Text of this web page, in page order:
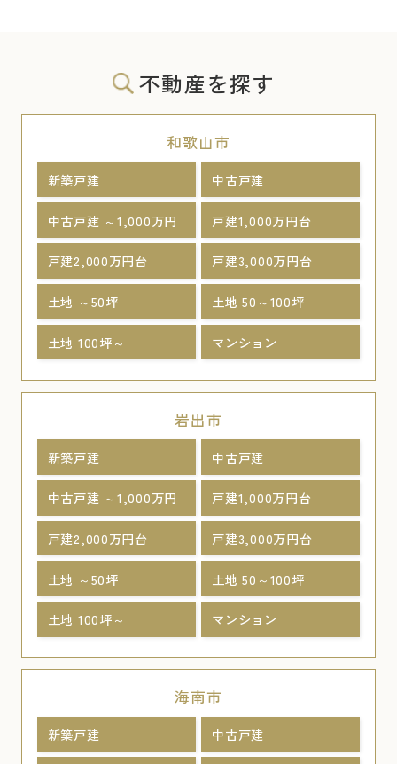
不動産を探す
和歌山市
新築戸建 中古戸建
中古戸建 ～1,000万円 戸建1,000万円台
戸建2,000万円台 戸建3,000万円台
土地 ～50坪 土地 50～100坪
土地 100坪～ マンション
岩出市
新築戸建 中古戸建
中古戸建 ～1,000万円 戸建1,000万円台
戸建2,000万円台 戸建3,000万円台
土地 ～50坪 土地 50～100坪
土地 100坪～ マンション
海南市
新築戸建 中古戸建